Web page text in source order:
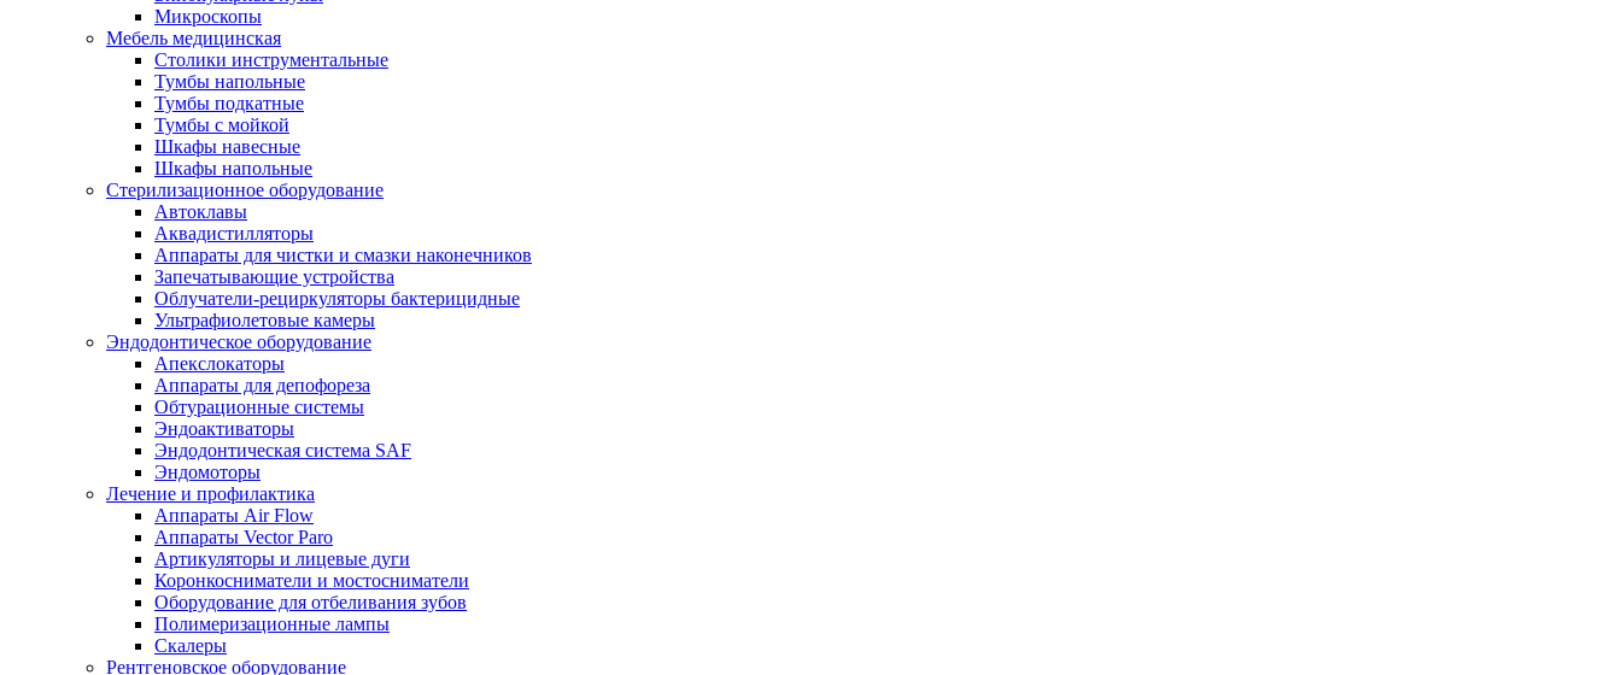
Микроскопы
Мебель медицинская
Столики инструментальные
Тумбы напольные
Тумбы подкатные
Тумбы с мойкой
Шкафы навесные
Шкафы напольные
Стерилизационное оборудование
Автоклавы
Аквадистилляторы
Аппараты для чистки и смазки наконечников
Запечатывающие устройства
Облучатели-рециркуляторы бактерицидные
Ультрафиолетовые камеры
Эндодонтическое оборудование
Апекслокаторы
Аппараты для депофореза
Обтурационные системы
Эндоактиваторы
Эндодонтическая система SAF
Эндомоторы
Лечение и профилактика
Аппараты Air Flow
Аппараты Vector Paro
Артикуляторы и лицевые дуги
Коронкосниматели и мостосниматели
Оборудование для отбеливания зубов
Полимеризационные лампы
Скалеры
Рентгеновское оборудование